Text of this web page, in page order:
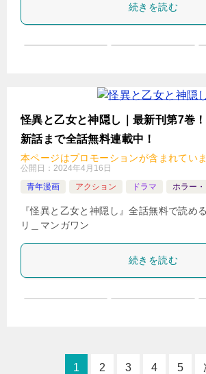
続きを読む
怪異と乙女と神隠し｜最新刊第7巻
新話まで全話無料連載中！
本ページはプロモーションが含まれてい
公開日： 2024年4月16日
青年漫画
アクション ドラマ ホラー
『怪異と乙女と神隠し』全話無料で読め
リ＿マンガワン
続きを読む
1 2 3 4 5